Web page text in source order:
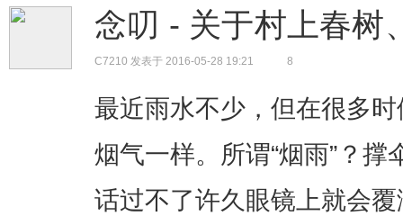
念叨 - 关于村上春
C7210 发表于 2016-05-28 19:21 8
最近雨水不少，但在很多
烟气一样。所谓“烟雨”？
话过不了许久眼镜上就会